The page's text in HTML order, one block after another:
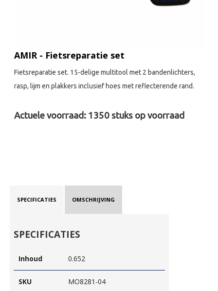
AMIR - Fietsreparatie set
Fietsreparatie set. 15-delige multitool met 2 bandenlichters,
rasp, lijm en plakkers inclusief hoes met reflecterende rand.
Actuele voorraad: 1350 stuks op voorraad
SPECIFICATIES OMSCHRIJVING
SPECIFICATIES
Inhoud 0.652
SKU MO8281-04